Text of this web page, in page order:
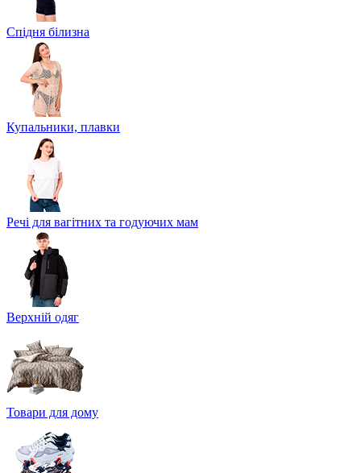
Спідня білизна
Купальники, плавки
Речі для вагітних та годуючих мам
Верхній одяг
Товари для дому